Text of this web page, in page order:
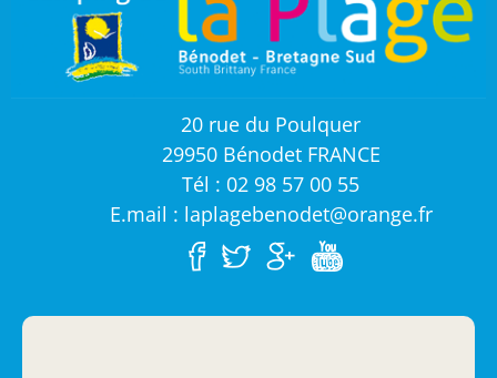
20 rue du Poulquer
29950 Bénodet FRANCE
Tél : 02 98 57 00 55
E.mail : laplagebenodet@orange.fr